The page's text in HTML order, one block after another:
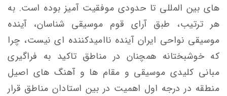
های بین المللی تا حدودی موفقیت آمیز بوده است. به
هر ترتیب، طبق آرای قوم موسیقی شناسان، آینده
موسیقی نواحی ایران آینده ناامیدکننده ای نیست، چرا
که خوشبختانه همچنان در مناطق تاکید به فراگیری
مبانی کلیدی موسیقی و مقام ها و آهنگ های اصیل
منطقه در درجه اول اهمیت در بین استادان مناطق قرار